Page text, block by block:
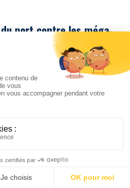
port contre les méga-
disposer de
d’elles, les villes portuaires
incendies. Le monde
efforts déployés par la
de gigantesques
climatique. En 2020,
été moins affectée que